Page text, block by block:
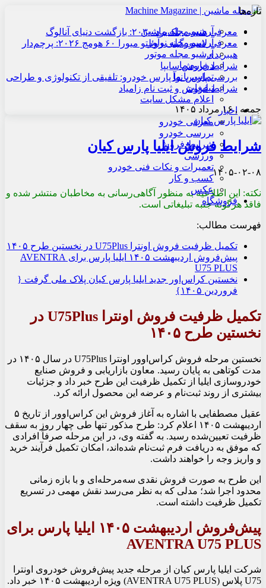
آرشیو مجله ماشین
آرشیو مجله نوآور
آرشیو مجله موتور
درباره ما
تماس با ما
تبلیغات
اعلام مشکل سایت
اخبار
معرفی خودرو
بررسی خودرو
شرایط فروش
ورزشی
تعمیرات و نکات فنی خودرو
کسب و کار
عکس
فروشگاه
تازه‌ها
معرفی هنسی بلک‌برد ۲۰۳۰: بازگشت دنیای آنالوگ
معرفی لامبورگینی روئلتو میورا ۶۰ هومج ۲۰۲۶: پرچم‌دار
هیبریدی
شرایط فروش سایپا
بررسی پارس نوآ پارس خودرو: تلفیقی از تکنولوژی و طراحی
شرایط فروش و ثبت نام زامیاد
جمعه , ۱۶ مرداد ۱۴۰۵
شرایط فروش ایلیا پارس کیان
۱۴۰۵-۰۲-۰۸
نکته: این اطلاعیه به منظور آگاهی‌رسانی به مخاطبان منتشر شده و
فاقد هرگونه جنبه تبلیغاتی است.
فهرست مطالب:
تکمیل ظرفیت فروش اونترا U75Plus در نخستین طرح ۱۴۰۵
پیش‌فروش اردیبهشت ۱۴۰۵ ایلیا پارس برای AVENTRA
U75 PLUS
نخستین کراس‌اور جدید ایلیا پارس کیان پلاک ملی گرفت {
فروردین ۱۴۰۵}
تکمیل ظرفیت فروش اونترا U75Plus در
نخستین طرح ۱۴۰۵
نخستین مرحله فروش کراس‌اوور اونترا U75Plus در سال ۱۴۰۵ در
مدت کوتاهی به پایان رسید. معاون بازاریابی و فروش صنایع
خودروسازی ایلیا از تکمیل ظرفیت این طرح خبر داد و جزئیات
بیشتری از روند ثبت‌نام و عرضه این محصول ارائه کرد.
عقیل مصطفایی با اشاره به آغاز فروش این کراس‌اوور از تاریخ ۵
اردیبهشت ۱۴۰۵ اعلام کرد: طرح مذکور تنها طی چهار روز به سقف
ظرفیت تعیین‌شده رسید. به گفته وی، در این مرحله صرفاً افرادی
که موفق به دریافت فرم ثبت‌نام شده‌اند، امکان تکمیل فرآیند خرید
و واریز وجه را خواهند داشت.
این طرح به صورت فروش نقدی سه‌مرحله‌ای و با بازه زمانی
محدود اجرا شد؛ مدلی که به نظر می‌رسد نقش مهمی در تسریع
تکمیل ظرفیت داشته است.
پیش‌فروش اردیبهشت ۱۴۰۵ ایلیا پارس برای
AVENTRA U75 PLUS
شرکت ایلیا پارس کیان از مرحله جدید پیش‌فروش خودروی اونترا
U75 پلاس (AVENTRA U75 PLUS) ویژه اردیبهشت ۱۴۰۵ خبر داد.